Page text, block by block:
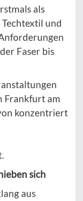
als
und
Faser bis
Frankfurt am
konzentriert
sich
aus